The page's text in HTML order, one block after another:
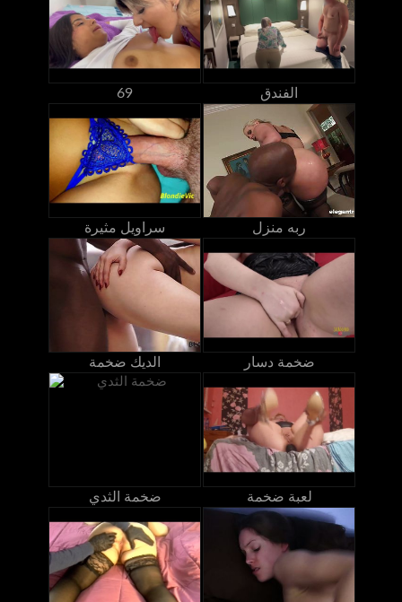
69 الفندق
سراويل مثيرة ربه منزل
الديك ضخمة ضخمة دسار
ضخمة الثدي لعبة ضخمة